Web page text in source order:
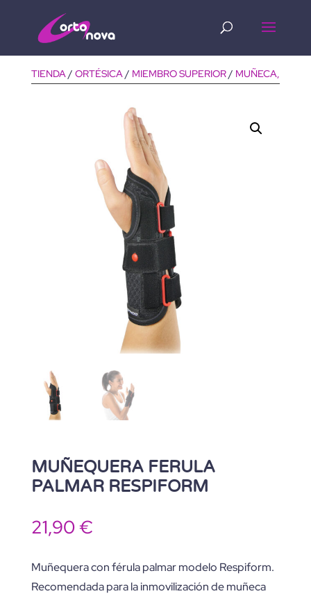
TIENDA/ ORTÉSICA/ MIEMBRO SUPERIOR/ MUÑECA,
MUÑEQUERA FERULA
PALMAR RESPIFORM
21,90€
Muñequera con férula palmar modelo Respiform.
Recomendada para la inmovilización de muñeca